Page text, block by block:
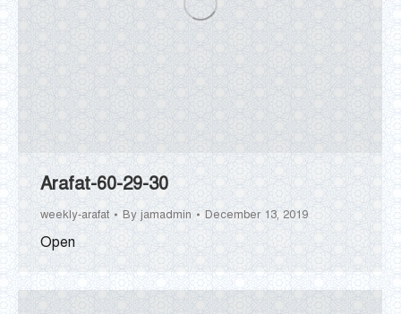
Arafat-60-29-30
weekly-arafat By jamadmin December 13, 2019
Open